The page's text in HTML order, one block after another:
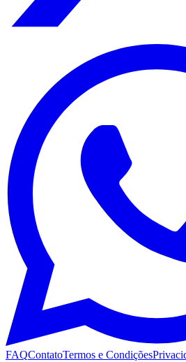
FAQContatoTermos e Condições